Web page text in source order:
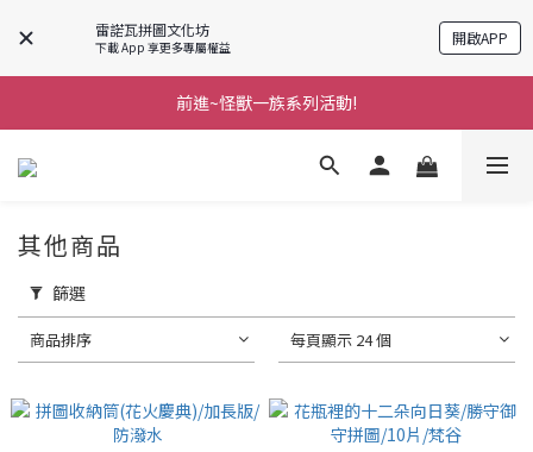
雷諾瓦拼圖文化坊
下載 App 享更多專屬權益 開啟APP
前進~怪獸一族系列活動!
前進~怪獸一族系列活動!
分享美好時光 ∣ APP好友推薦
其他商品
篩選
商品排序 每頁顯示 24 個